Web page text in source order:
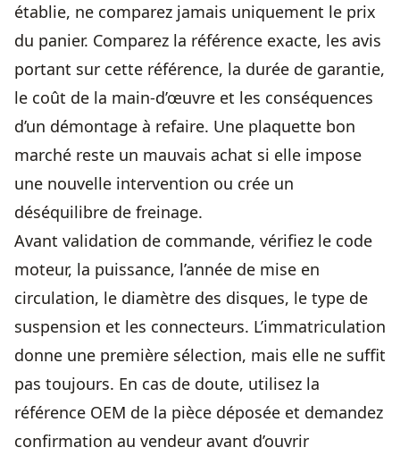
établie, ne comparez jamais uniquement le prix
du panier. Comparez la référence exacte, les avis
portant sur cette référence, la durée de garantie,
le coût de la main-d’œuvre et les conséquences
d’un démontage à refaire. Une plaquette bon
marché reste un mauvais achat si elle impose
une nouvelle intervention ou crée un
déséquilibre de freinage.
Avant validation de commande, vérifiez le code
moteur, la puissance, l’année de mise en
circulation, le diamètre des disques, le type de
suspension et les connecteurs. L’immatriculation
donne une première sélection, mais elle ne suffit
pas toujours. En cas de doute, utilisez la
référence OEM de la pièce déposée et demandez
confirmation au vendeur avant d’ouvrir